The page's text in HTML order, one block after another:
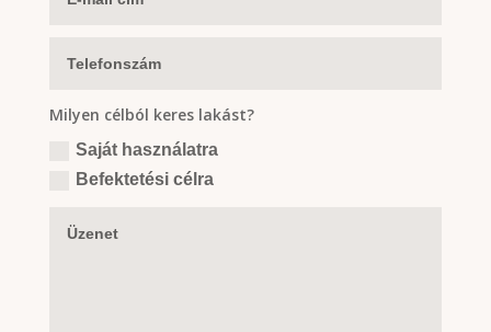
Milyen célból keres lakást?
Saját használatra
Befektetési célra